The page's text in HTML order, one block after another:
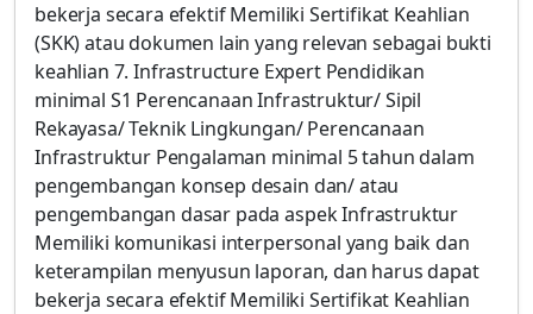
bekerja secara efektif Memiliki Sertifikat Keahlian
(SKK) atau dokumen lain yang relevan sebagai bukti
keahlian 7. Infrastructure Expert Pendidikan
minimal S1 Perencanaan Infrastruktur/ Sipil
Rekayasa/ Teknik Lingkungan/ Perencanaan
Infrastruktur Pengalaman minimal 5 tahun dalam
pengembangan konsep desain dan/ atau
pengembangan dasar pada aspek Infrastruktur
Memiliki komunikasi interpersonal yang baik dan
keterampilan menyusun laporan, dan harus dapat
bekerja secara efektif Memiliki Sertifikat Keahlian